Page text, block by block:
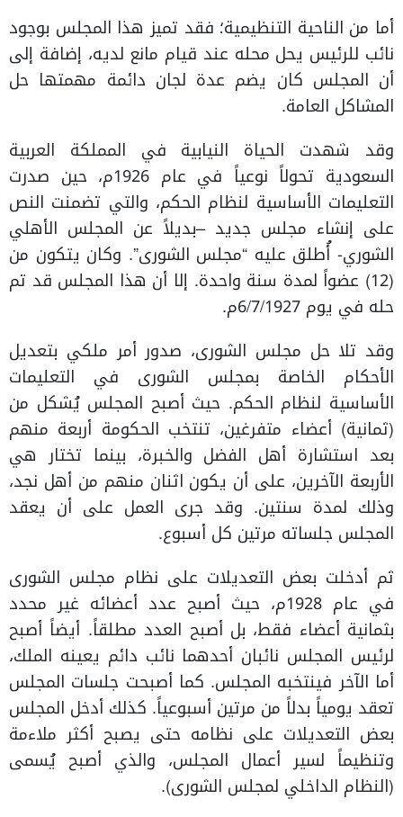
أما من الناحية التنظيمية؛ فقد تميز هذا المجلس بوجود
نائب للرئيس يحل محله عند قيام مانع لديه، إضافة إلى
أن المجلس كان يضم عدة لجان دائمة مهمتها حل
المشاكل العامة.
وقد شهدت الحياة النيابية في المملكة العربية
السعودية تحولاً نوعياً في عام 1926م، حين صدرت
التعليمات الأساسية لنظام الحكم، والتي تضمنت النص
على إنشاء مجلس جديد –بديلاً عن المجلس الأهلي
الشوري- أُطلق عليه “مجلس الشورى”. وكان يتكون من
(12) عضواً لمدة سنة واحدة. إلا أن هذا المجلس قد تم
حله في يوم 6/7/1927م.
وقد تلا حل مجلس الشورى، صدور أمر ملكي بتعديل
الأحكام الخاصة بمجلس الشورى في التعليمات
الأساسية لنظام الحكم. حيث أصبح المجلس يُشكل من
(ثمانية) أعضاء متفرغين، تنتخب الحكومة أربعة منهم
بعد استشارة أهل الفضل والخبرة، بينما تختار هي
الأربعة الآخرين، على أن يكون اثنان منهم من أهل نجد،
وذلك لمدة سنتين. وقد جرى العمل على أن يعقد
المجلس جلساته مرتين كل أسبوع.
ثم أدخلت بعض التعديلات على نظام مجلس الشورى
في عام 1928م، حيث أصبح عدد أعضائه غير محدد
بثمانية أعضاء فقط، بل أصبح العدد مطلقاً. أيضاً أصبح
لرئيس المجلس نائبان أحدهما نائب دائم يعينه الملك،
أما الآخر فينتخبه المجلس. كما أصبحت جلسات المجلس
تعقد يومياً بدلاً من مرتين أسبوعياً. كذلك أدخل المجلس
بعض التعديلات على نظامه حتى يصبح أكثر ملاءمة
وتنظيماً لسير أعمال المجلس، والذي أصبح يُسمى
(النظام الداخلي لمجلس الشورى).